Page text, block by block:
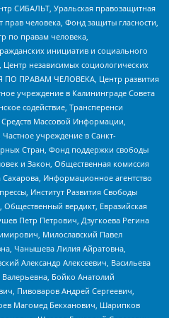
СИБАЛЬТ, Уральская правозащитная
человека, Фонд защиты гласности,
по правам человека,
инициатив и социального
Центр независимых социологических
ПО ПРАВАМ ЧЕЛОВЕКА, Центр развития
учреждение в Калининграде Совета
содействие, Трансперенси
Массовой Информации,
учреждение в Санкт-
Стран, Фонд поддержки свободы
и Закон, Общественная комиссия
Информационное агентство
Институт Развития Свободы
вердикт, Евразийская
Петр Петрович, Дзугкоева Регина
Милославский Павел
Чанышева Лилия Айратовна,
Александр Алексеевич, Васильева
Бойко Анатолий
Пивоваров Андрей Сергеевич,
Магомед Бекханович, Шарипков